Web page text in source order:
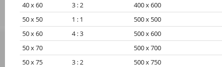
40 x 60 3 : 2
400 x 600
50 x 50 1 : 1
500 x 500
50 x 60 4 : 3
500 x 600
50 x 70
500 x 700
50 x 75 3 : 2
500 x 750